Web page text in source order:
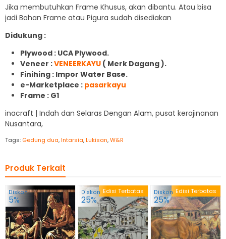
Jika membutuhkan Frame Khusus, akan dibantu. Atau bisa
jadi Bahan Frame atau Pigura sudah disediakan
Didukung :
Plywood : UCA Plywood.
Veneer :VENEERKAYU ( Merk Dagang ).
Finihing : Impor Water Base.
e-Marketplace : pasarkayu
Frame : G1
inacraft | Indah dan Selaras Dengan Alam, pusat kerajinanan
Nusantara,
Tags: Gedung dua,Intarsia,Lukisan,W&R
Produk Terkait
Diskon
5%
Edisi Terbatas
Diskon
25%
Edisi Terbatas
Diskon
25%